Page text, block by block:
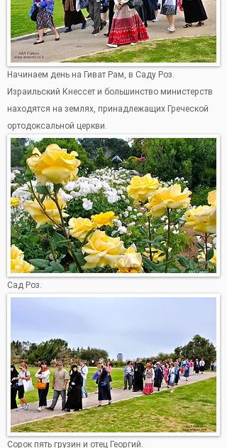
Начинаем день на Гиват Рам, в Саду Роз.
Израильский Кнессет и большинство министерств
находятся на землях, принадлежащих Греческой
ортодоксальной церкви.
Сад Роз.
Сорок пять грузин и отец Георгий.